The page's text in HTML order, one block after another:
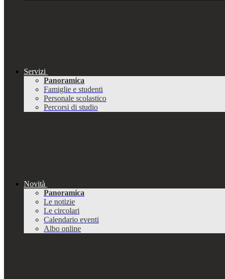
Servizi
Panoramica
Famiglie e studenti
Personale scolastico
Percorsi di studio
Novità
Panoramica
Le notizie
Le circolari
Calendario eventi
Albo online